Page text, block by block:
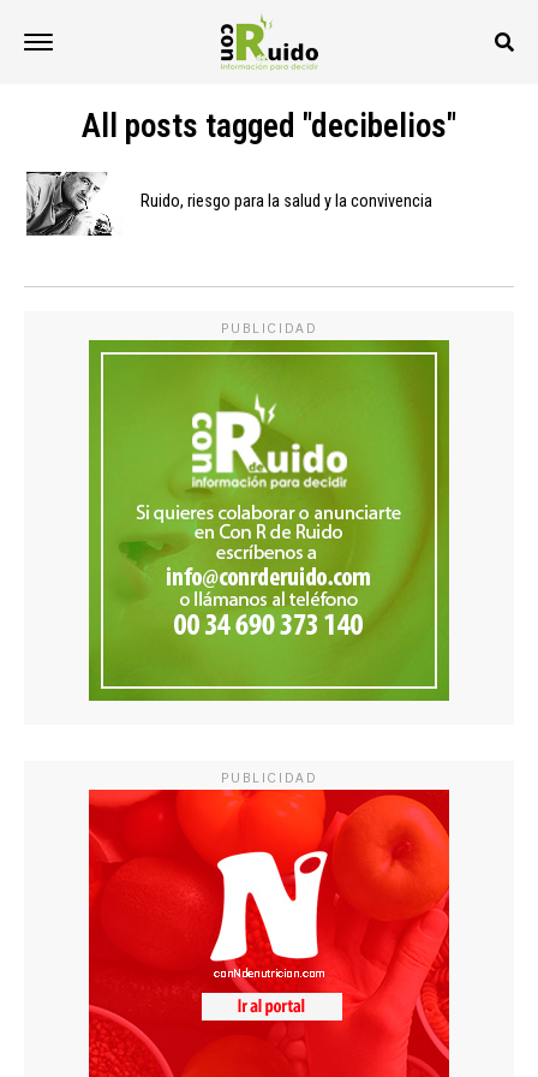
All posts tagged "decibelios"
Ruido, riesgo para la salud y la convivencia
PUBLICIDAD
PUBLICIDAD